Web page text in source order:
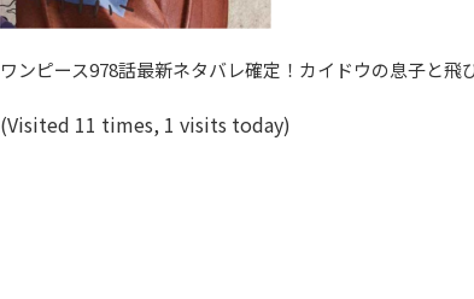
ワンピース978話最新ネタバレ確定！カイドウの息子と飛
(Visited 11 times, 1 visits today)